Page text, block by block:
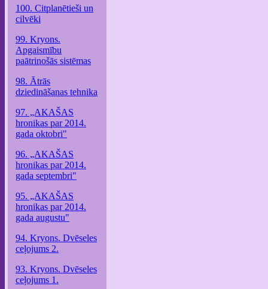
100. Citplanētieši un
cilvēki
99. Kryons.
Apgaismību
paātrinošās sistēmas
98. Ātrās
dziedināšanas tehnika
97. „AKAŠAS
hronikas par 2014.
gada oktobri"
96. „AKAŠAS
hronikas par 2014.
gada septembri"
95. „AKAŠAS
hronikas par 2014.
gada augustu"
94. Kryons. Dvēseles
ceļojums 2.
93. Kryons. Dvēseles
ceļojums 1.